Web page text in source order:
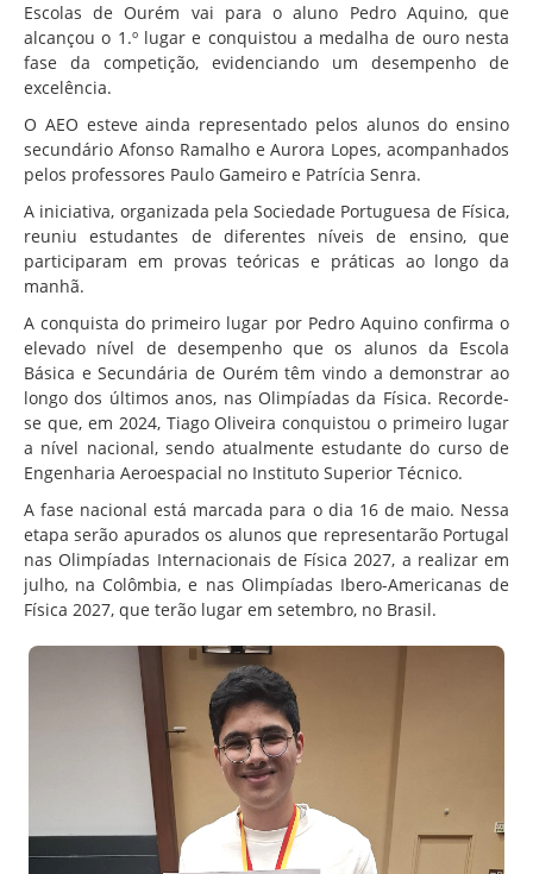
Serviços
Secretarias
Reprografias/Papelarias
Bufetes/Bares
Refeitórios
SPO
Contactos
Escolas de Ourém vai para o aluno Pedro Aquino, que
alcançou o 1.º lugar e conquistou a medalha de ouro nesta
fase da competição, evidenciando um desempenho de
excelência.
O AEO esteve ainda representado pelos alunos do ensino
secundário Afonso Ramalho e Aurora Lopes, acompanhados
pelos professores Paulo Gameiro e Patrícia Senra.
A iniciativa, organizada pela Sociedade Portuguesa de Física,
reuniu estudantes de diferentes níveis de ensino, que
participaram em provas teóricas e práticas ao longo da
manhã.
A conquista do primeiro lugar por Pedro Aquino confirma o
elevado nível de desempenho que os alunos da Escola
Básica e Secundária de Ourém têm vindo a demonstrar ao
longo dos últimos anos, nas Olimpíadas da Física. Recorde-
se que, em 2024, Tiago Oliveira conquistou o primeiro lugar
a nível nacional, sendo atualmente estudante do curso de
Engenharia Aeroespacial no Instituto Superior Técnico.
A fase nacional está marcada para o dia 16 de maio. Nessa
etapa serão apurados os alunos que representarão Portugal
nas Olimpíadas Internacionais de Física 2027, a realizar em
julho, na Colômbia, e nas Olimpíadas Ibero-Americanas de
Física 2027, que terão lugar em setembro, no Brasil.